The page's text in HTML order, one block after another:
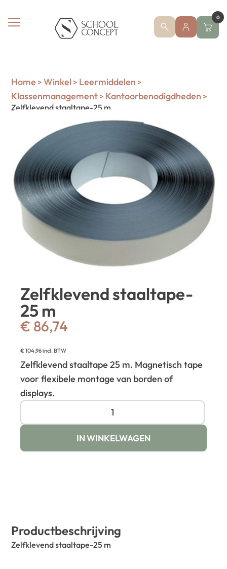
0
Home > Winkel > Leermiddelen >
Klassenmanagement> Kantoorbenodigdheden >
Zelfklevend staaltape-25 m
Zelfklevend staaltape-
25 m
€ 86,74
€104,96incl. BTW
Zelfklevend staaltape 25 m. Magnetisch tape
voor flexibele montage van borden of
displays.
IN WINKELWAGEN
Productbeschrijving
Zelfklevend staaltape-25 m